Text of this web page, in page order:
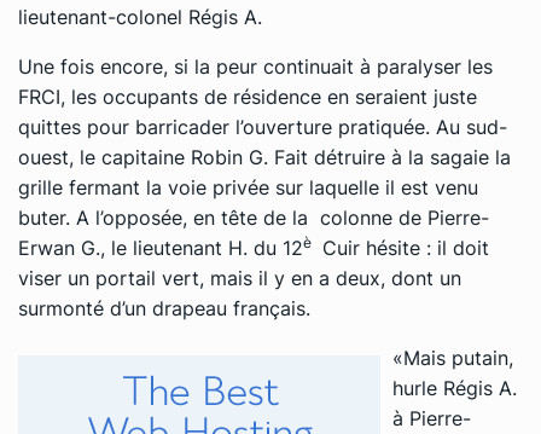
lieutenant-colonel Régis A.
Une fois encore, si la peur continuait à paralyser les
FRCI, les occupants de résidence en seraient juste
quittes pour barricader l’ouverture pratiquée. Au sud-
ouest, le capitaine Robin G. Fait détruire à la sagaie la
grille fermant la voie privée sur laquelle il est venu
buter. A l’opposée, en tête de la colonne de Pierre-
Erwan G., le lieutenant H. du 12è Cuir hésite : il doit
viser un portail vert, mais il y en a deux, dont un
surmonté d’un drapeau français.
«Mais putain,
hurle Régis A.
à Pierre-